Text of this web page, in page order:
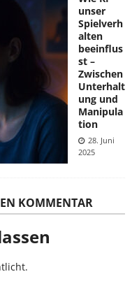
unser
Spielverh
alten
beeinflus
st –
Zwischen
Unterhalt
ung und
Manipula
tion
28. Juni
2025
KOMMENTAR